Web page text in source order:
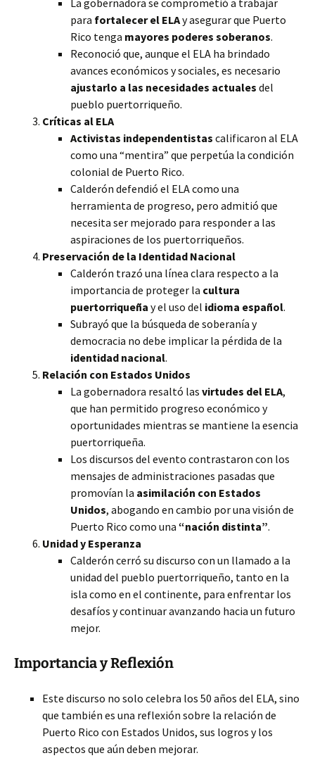
La gobernadora se comprometió a trabajar
para fortalecer el ELAy asegurar que Puerto
Rico tenga mayores poderes soberanos.
Reconoció que, aunque el ELA ha brindado
avances económicos y sociales, es necesario
ajustarlo a las necesidades actuales del
pueblo puertorriqueño.
Críticas al ELA
Activistas independentistas calificaron al ELA
como una “mentira” que perpetúa la condición
colonial de Puerto Rico.
Calderón defendió el ELA como una
herramienta de progreso, pero admitió que
necesita ser mejorado para responder a las
aspiraciones de los puertorriqueños.
Preservación de la Identidad Nacional
Calderón trazó una línea clara respecto a la
importancia de proteger la cultura
puertorriqueña y el uso del idioma español.
Subrayó que la búsqueda de soberanía y
democracia no debe implicar la pérdida de la
identidad nacional.
Relación con Estados Unidos
La gobernadora resaltó las virtudes del ELA,
que han permitido progreso económico y
oportunidades mientras se mantiene la esencia
puertorriqueña.
Los discursos del evento contrastaron con los
mensajes de administraciones pasadas que
promovían la asimilación con Estados
Unidos, abogando en cambio por una visión de
Puerto Rico como una “nación distinta”.
Unidad y Esperanza
Calderón cerró su discurso con un llamado a la
unidad del pueblo puertorriqueño, tanto en la
isla como en el continente, para enfrentar los
desafíos y continuar avanzando hacia un futuro
mejor.
Importancia y Reflexión
Este discurso no solo celebra los 50 años del ELA, sino
que también es una reflexión sobre la relación de
Puerto Rico con Estados Unidos, sus logros y los
aspectos que aún deben mejorar.